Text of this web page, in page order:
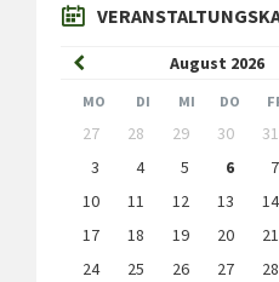
August 2026
Previous
Month
MO DI MI DO
Skip
calendar
days
27 28 29 30 31
3
4 5 6 7
10
11 12 13 14
17
18 19 20 21
24
25 26 27 28